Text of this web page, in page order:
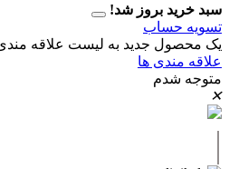
بروز شد!
جدید به لیست علاقه مندی های
ها